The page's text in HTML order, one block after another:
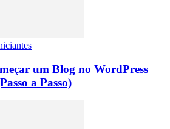
um Blog no WordPress
a Passo)